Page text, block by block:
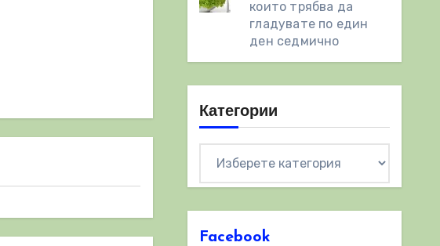
които трябва да
гладувате по един
ден седмично
Категории
Facebook